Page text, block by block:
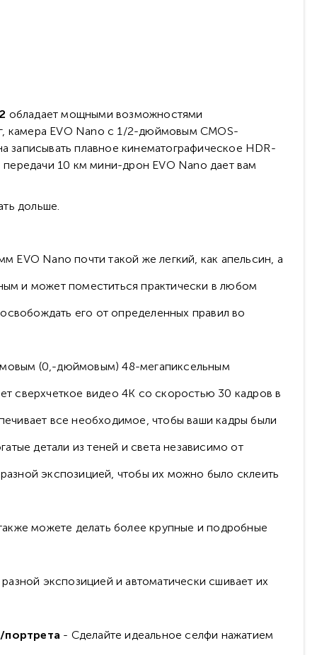
обладает мощными возможностями
камера EVO Nano с 1/2-дюймовым CMOS-
плавное кинематографическое HDR-
10 км мини-дрон EVO Nano дает вам
дольше.
EVO Nano почти такой же легкий, как апельсин, а
и может поместиться практически в любом
его от определенных правил во
(0,-дюймовым) 48-мегапиксельным
сверхчеткое видео 4K со скоростью 30 кадров в
все необходимое, чтобы ваши кадры были
детали из теней и света независимо от
экспозицией, чтобы их можно было склеить
можете делать более крупные и подробные
экспозицией и автоматически сшивает их
- Сделайте идеальное селфи нажатием